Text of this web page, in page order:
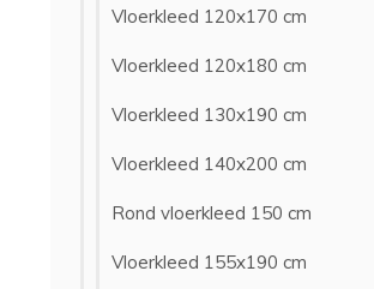
Vloerkleed 120x170 cm
Vloerkleed 120x180 cm
Vloerkleed 130x190 cm
Vloerkleed 140x200 cm
Rond vloerkleed 150 cm
Vloerkleed 155x190 cm